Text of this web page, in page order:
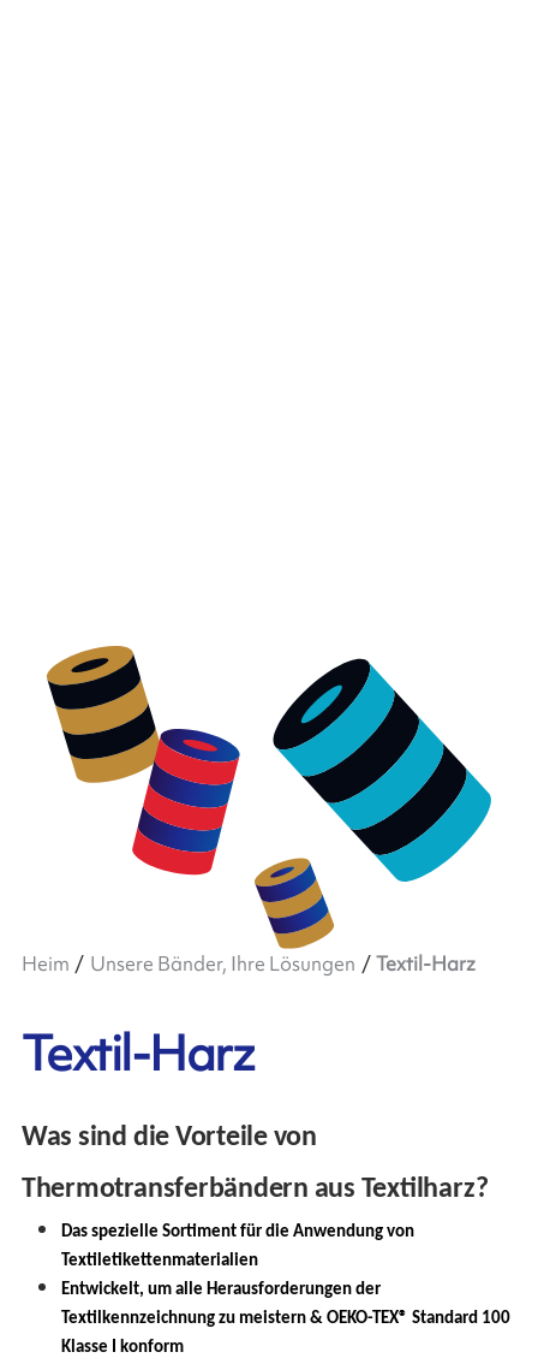
Heim Unsere Bänder, Ihre Lösungen Textil-Harz
Textil-Harz
Was sind die Vorteile von
Thermotransferbändern aus Textilharz?
Das spezielle Sortiment für die Anwendung von
Textiletikettenmaterialien
Entwickelt, um alle Herausforderungen der
Textilkennzeichnung zu meistern & OEKO-TEX® Standard 100
Klasse I konform